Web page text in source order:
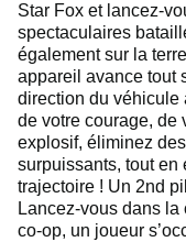
Star Fox et lancez-
spectaculaires
également sur la
appareil avance tout
direction du véhicule
de votre courage, de
explosif, éliminez
surpuissants, tout en
trajectoire ! Un 2nd
Lancez-vous dans
co-op, un joueur